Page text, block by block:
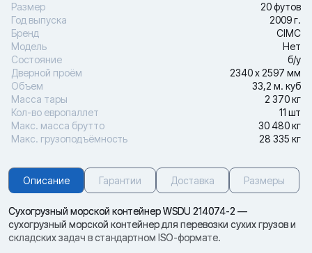
Размер
20 футов
Год выпуска
2009 г.
Бренд
CIMC
Модель
Нет
Состояние
б/у
Дверной проём
2340 х 2597 мм
Объем
33,2 м. куб
Масса тары
2 370 кг
Кол-во европаллет
11 шт
Макс. масса брутто
30 480 кг
Макс. грузоподъёмность
28 335 кг
Описание Гарантии Доставка Размеры
Сухогрузный морской контейнер WSDU 214074-2 —
сухогрузный морской контейнер для перевозки сухих грузов и
складских задач в стандартном ISO-формате.